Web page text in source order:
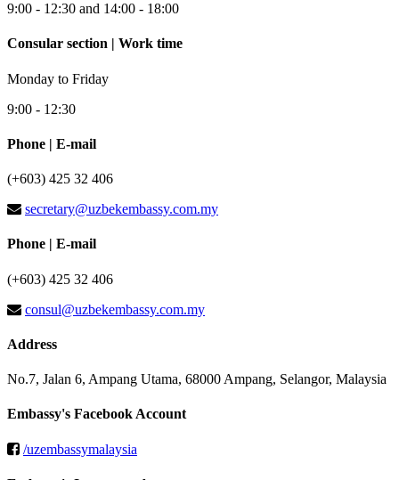
9:00 - 12:30 and 14:00 - 18:00
Consular section | Work time
Monday to Friday
9:00 - 12:30
Phone | E-mail
(+603) 425 32 406
secretary@uzbekembassy.com.my
Phone | E-mail
(+603) 425 32 406
consul@uzbekembassy.com.my
Address
No.7, Jalan 6, Ampang Utama, 68000 Ampang, Selangor, Malaysia
Embassy's Facebook Account
/uzembassymalaysia